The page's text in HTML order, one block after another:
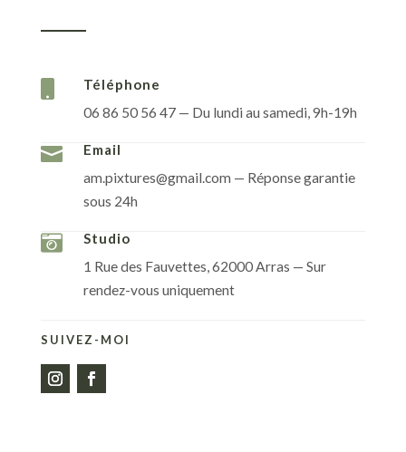
Téléphone
06 86 50 56 47 — Du lundi au samedi, 9h-19h

Email
am.pixtures@gmail.com — Réponse garantie
sous 24h

Studio
1 Rue des Fauvettes, 62000 Arras — Sur
rendez-vous uniquement
SUIVEZ-MOI